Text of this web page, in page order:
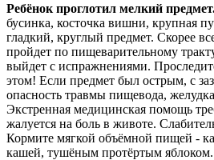
Ребёнок проглотил мелкий
бусинка, косточка вишни, крупная
гладкий, круглый предмет. Скорее
пройдет по пищеварительному
выйдет с испражнениями.
этом! Если предмет был острым, с
опасность травмы пищевода,
Экстренная медицинская помощь
жалуется на боль в животе.
Кормите мягкой объёмной пищей -
кашей, тушёным протёртым яблоком.